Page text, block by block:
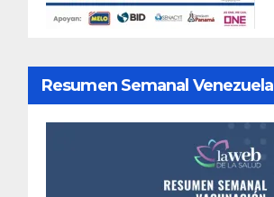
Resumen Semanal Venezuela